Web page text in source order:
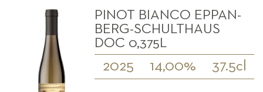
PINOT BIANCO EPPAN-
BERG-SCHULTHAUS
DOC 0,375L
2025 14,00% 37.5cl